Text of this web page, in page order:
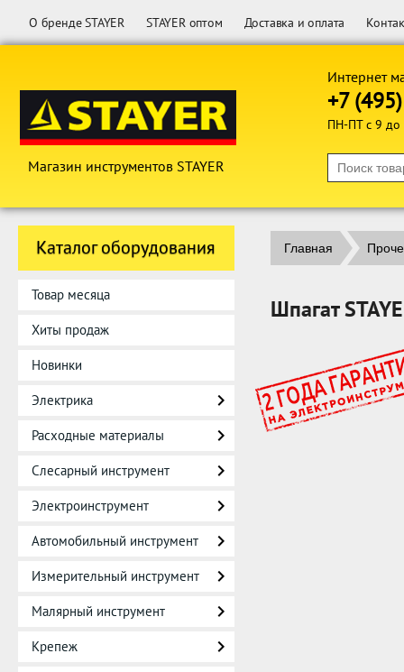
О бренде STAYER STAYER оптом Доставка и оплата
Магазин инструментов STAYER
Интернет
+7
ПН-ПТ с 9 до
Каталог оборудования
Товар месяца
Хиты продаж
Новинки
Электрика
Расходные материалы
Слесарный инструмент
Электроинструмент
Автомобильный инструмент
Измерительный инструмент
Малярный инструмент
Крепеж
Главная
Шпагат